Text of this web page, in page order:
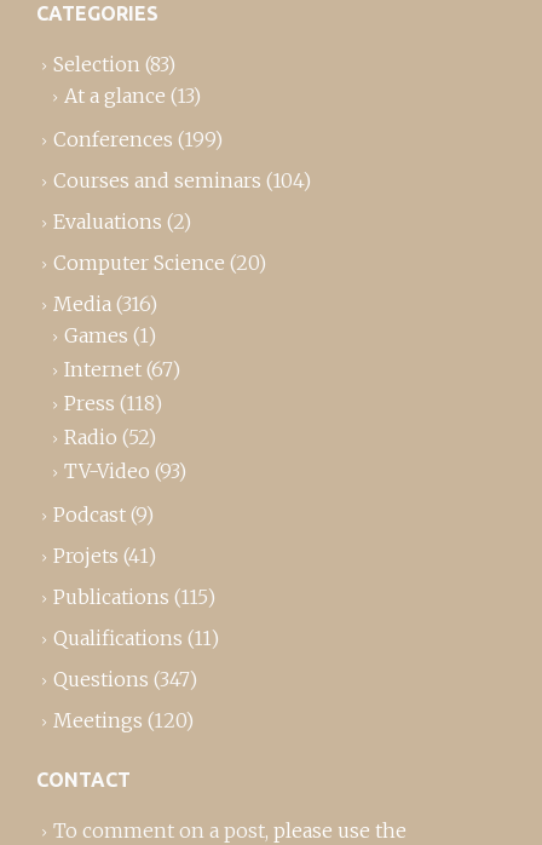
CATEGORIES
Selection (83)
At a glance (13)
Conferences (199)
Courses and seminars (104)
Evaluations (2)
Computer Science (20)
Media (316)
Games (1)
Internet (67)
Press (118)
Radio (52)
TV-Video (93)
Podcast (9)
Projets (41)
Publications (115)
Qualifications (11)
Questions (347)
Meetings (120)
CONTACT
To comment on a post, please use the